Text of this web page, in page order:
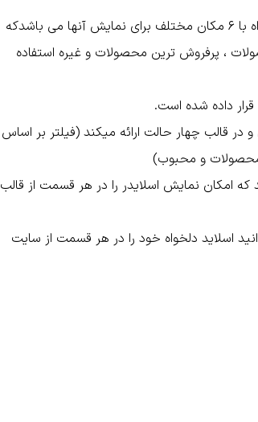
افزونه اسلایدر محصولات ووکامرس شامل ۸ نوع متفاوت ربان همراه با ۶ مکان مختلف برای نمایش آنها می باشدکه
، پرفروش ترین محصولات و غیره استفاده
داده شده است.
قالب چهار حالت ارائه میکند (فیلتر بر اساس
محصولات و محبوب)
که امکان نمایش اسلایدر را در هر قسمت از قالب
اسلاید دلخواه خود را در هر قسمت از سایت